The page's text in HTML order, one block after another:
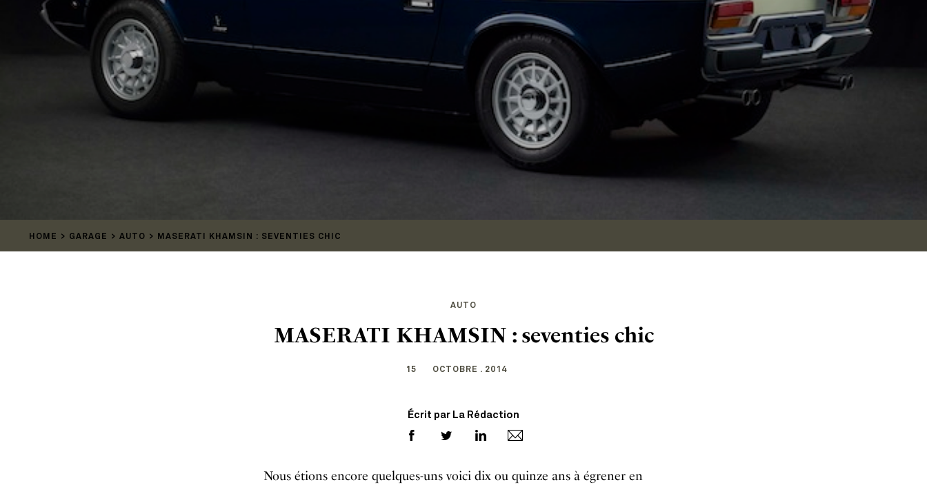
HOME GARAGE AUTO MASERATI KHAMSIN : SEVENTIES CHIC
AUTO
MASERATI KHAMSIN : seventies chic
15 OCTOBRE . 2014
Écrit par La Rédaction
Nous étions encore quelques-uns voici dix ou quinze ans à égrener en